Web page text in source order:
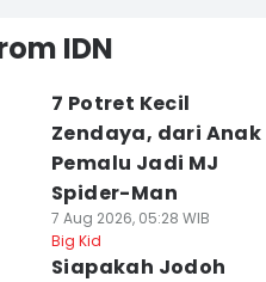
IDN
7 Potret Kecil
Zendaya, dari Anak
Pemalu Jadi MJ
Spider-Man
7 Aug 2026, 05:28 WIB
Big Kid
Siapakah Jodoh